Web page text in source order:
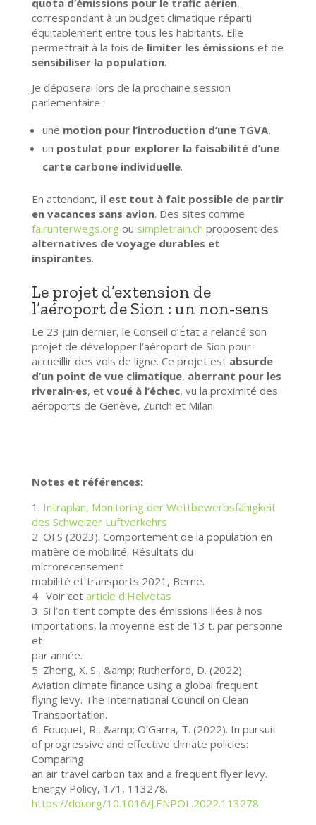
correspondant à un budget climatique réparti
équitablement entre tous les habitants. Elle
permettrait à la fois de limiter les émissions et de
sensibiliser la population.
Je déposerai lors de la prochaine session
parlementaire :
une motion pour l’introduction d’une TGVA,
un postulat pour explorer la faisabilité d’une
carte carbone individuelle.
En attendant, il est tout à fait possible de partir
en vacances sans avion. Des sites comme
fairunterwegs.orgou simpletrain.ch proposent des
alternatives de voyage durables et
inspirantes.
Le projet d’extension de
l’aéroport de Sion : un non-sens
Le 23 juin dernier, le Conseil d’État a relancé son
projet de développer l’aéroport de Sion pour
accueillir des vols de ligne. Ce projet est absurde
d’un point de vue climatique, aberrant pour les
riverain·es, et voué à l’échec, vu la proximité des
aéroports de Genève, Zurich et Milan.
Notes et références:
1. Intraplan, Monitoring der Wettbewerbsfähigkeit
des Schweizer Luftverkehrs
2. OFS (2023). Comportement de la population en
matière de mobilité. Résultats du
microrecensement
mobilité et transports 2021, Berne.
4. Voir cet article d’Helvetas
3. Si l’on tient compte des émissions liées à nos
importations, la moyenne est de 13 t. par personne
et
par année.
5. Zheng, X. S., &amp; Rutherford, D. (2022).
Aviation climate finance using a global frequent
flying levy. The International Council on Clean
Transportation.
6. Fouquet, R., &amp; O’Garra, T. (2022). In pursuit
of progressive and effective climate policies:
Comparing
an air travel carbon tax and a frequent flyer levy.
Energy Policy, 171, 113278.
https://doi.org/10.1016/J.ENPOL.2022.113278